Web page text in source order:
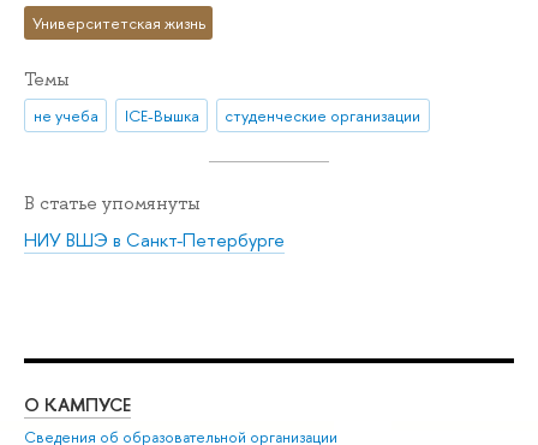
Университетская жизнь
Темы
не учеба ICE-Вышка студенческие организации
В статье упомянуты
НИУ ВШЭ в Санкт-Петербурге
О КАМПУСЕ
Сведения об образовательной организации